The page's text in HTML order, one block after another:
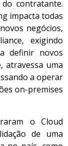
contratante.
impacta todas
negócios,
exigindo
definir novos
atravessa uma
a operar
on-premises
o Cloud
de uma